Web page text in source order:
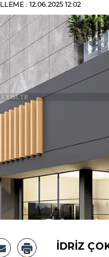
: 12.06.2025 12:02
İDRİZ